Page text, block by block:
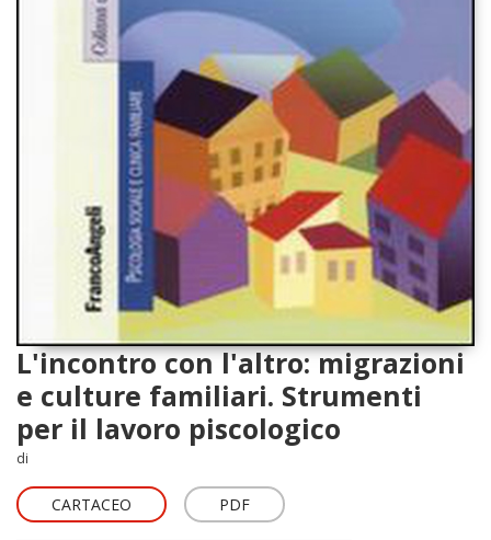
L'incontro con l'altro: migrazioni
e culture familiari. Strumenti
per il lavoro piscologico
di
CARTACEO PDF